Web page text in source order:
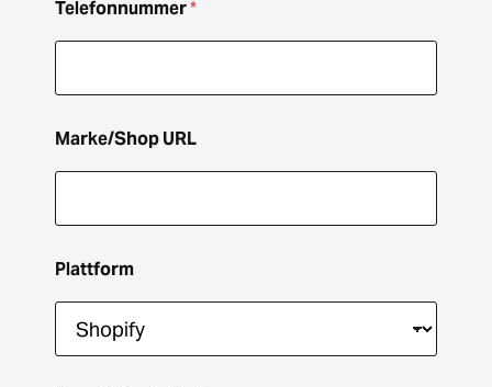
E
M
i
-
d
s
e
Telefonnummer*
Marke/Shop URL
Plattform